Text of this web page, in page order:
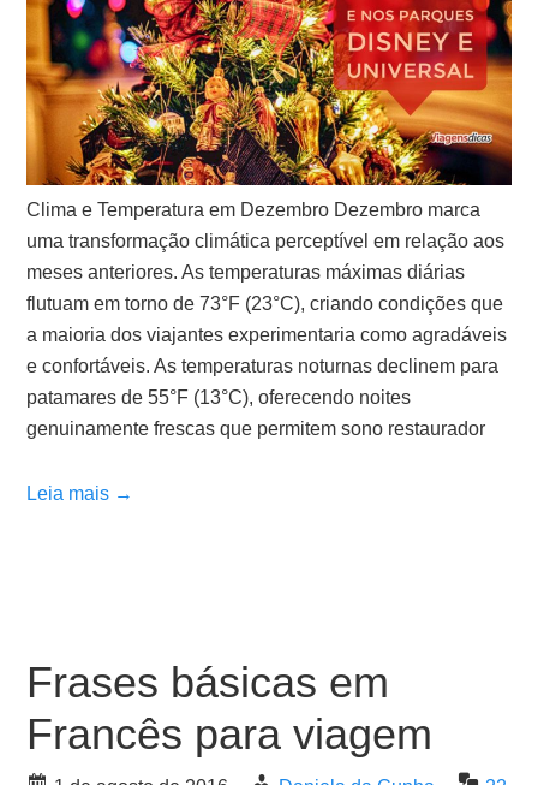
Clima e Temperatura em Dezembro Dezembro marca
uma transformação climática perceptível em relação aos
meses anteriores. As temperaturas máximas diárias
flutuam em torno de 73°F (23°C), criando condições que
a maioria dos viajantes experimentaria como agradáveis
e confortáveis. As temperaturas noturnas declinem para
patamares de 55°F (13°C), oferecendo noites
genuinamente frescas que permitem sono restaurador
Leia mais →
Frases básicas em
Francês para viagem